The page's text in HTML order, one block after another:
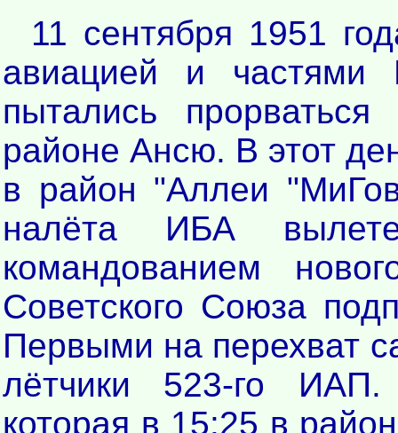
11 сентября 1951
авиацией и
пытались
районе Ансю. В этот
в район "Аллеи
налёта ИБА
командованием
Советского Союза
Первыми на перехват
лётчики 523-го
которая в 15:25 в